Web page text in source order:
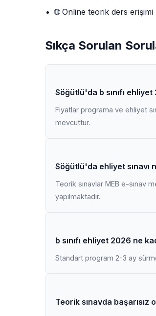
🌐 Online teorik ders erişimi
Sıkça Sorulan
Söğütlü'da b sınıfı
Fiyatlar programa ve ehliyet
mevcuttur.
Söğütlü'da ehliyet sınavı
Teorik sınavlar MEB e-sınav
yapılmaktadır.
b sınıfı ehliyet 2026 ne
Standart program 2-3 ay
Teorik sınavda başarısız